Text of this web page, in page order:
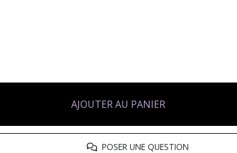
AJOUTER AU PANIER
POSER UNE QUESTION